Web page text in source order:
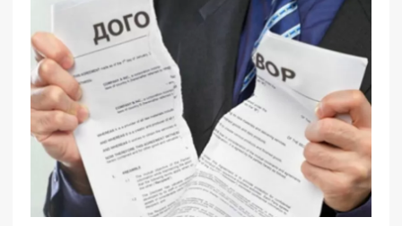
Позвонить нам
РАЗДЕЛЫ
САЙТА